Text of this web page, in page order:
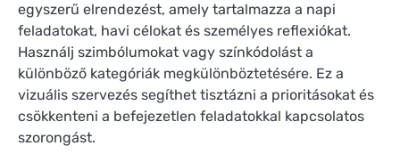
egyszerű elrendezést, amely tartalmazza a napi
feladatokat, havi célokat és személyes reflexiókat.
Használj szimbólumokat vagy színkódolást a
különböző kategóriák megkülönböztetésére. Ez a
vizuális szervezés segíthet tisztázni a prioritásokat és
csökkenteni a befejezetlen feladatokkal kapcsolatos
szorongást.